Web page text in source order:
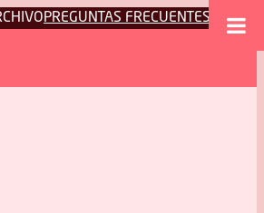
PREGUNTAS FRECUENTES